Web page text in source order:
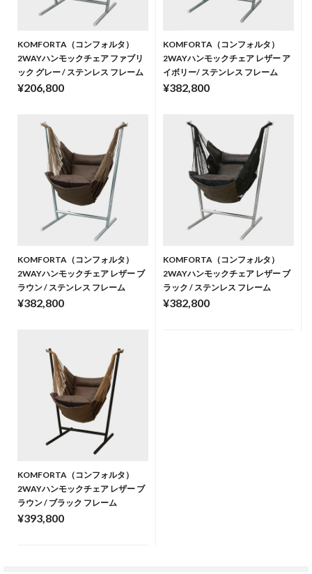
KOMFORTA（コンフォルタ）
2WAYハンモックチェア ファブリ
ック グレー / ステンレス フレーム
¥206,800
KOMFORTA（コンフォルタ）
2WAYハンモックチェア レザー ア
イボリー/ ステンレス フレーム
¥382,800
KOMFORTA（コンフォルタ）
2WAYハンモックチェア レザー ブ
ラウン / ステンレス フレーム
¥382,800
KOMFORTA（コンフォルタ）
2WAYハンモックチェア レザー ブ
ラック / ステンレス フレーム
¥382,800
KOMFORTA（コンフォルタ）
2WAYハンモックチェア レザー ブ
ラウン / ブラック フレーム
¥393,800